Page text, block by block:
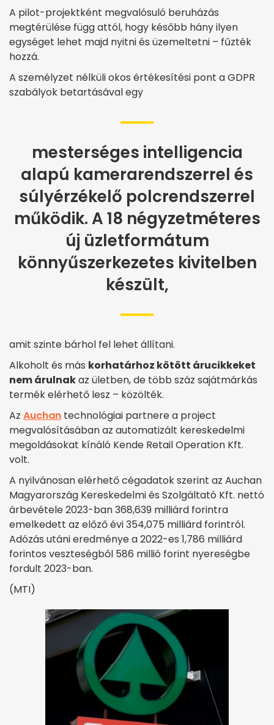
A pilot-projektként megvalósuló beruházás
megtérülése függ attól, hogy később hány ilyen
egységet lehet majd nyitni és üzemeltetni – fűzték
hozzá.
A személyzet nélküli okos értékesítési pont a GDPR
szabályok betartásával egy
mesterséges intelligencia
alapú kamerarendszerrel és
súlyérzékelő polcrendszerrel
működik. A 18 négyzetméteres
új üzletformátum
könnyűszerkezetes kivitelben
készült,
amit szinte bárhol fel lehet állítani.
Alkoholt és más korhatárhoz kötött árucikkeket
nem árulnakaz ületben, de több száz sajátmárkás
termék elérhető lesz – közölték.
Az Auchan technológiai partnere a project
megvalósításában az automatizált kereskedelmi
megoldásokat kínáló Kende Retail Operation Kft.
volt.
A nyilvánosan elérhető cégadatok szerint az Auchan
Magyarország Kereskedelmi és Szolgáltató Kft. nettó
árbevétele 2023-ban 368,639 milliárd forintra
emelkedett az előző évi 354,075 milliárd forintról.
Adózás utáni eredménye a 2022-es 1,786 milliárd
forintos veszteségből 586 millió forint nyereségbe
fordult 2023-ban.
(MTI)